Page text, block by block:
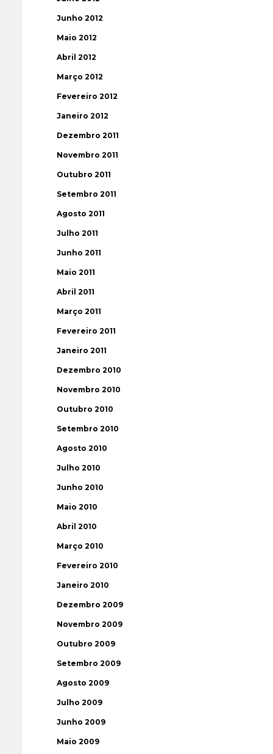
Junho 2012
Maio 2012
Abril 2012
Março 2012
Fevereiro 2012
Janeiro 2012
Dezembro 2011
Novembro 2011
Outubro 2011
Setembro 2011
Agosto 2011
Julho 2011
Junho 2011
Maio 2011
Abril 2011
Março 2011
Fevereiro 2011
Janeiro 2011
Dezembro 2010
Novembro 2010
Outubro 2010
Setembro 2010
Agosto 2010
Julho 2010
Junho 2010
Maio 2010
Abril 2010
Março 2010
Fevereiro 2010
Janeiro 2010
Dezembro 2009
Novembro 2009
Outubro 2009
Setembro 2009
Agosto 2009
Julho 2009
Junho 2009
Maio 2009